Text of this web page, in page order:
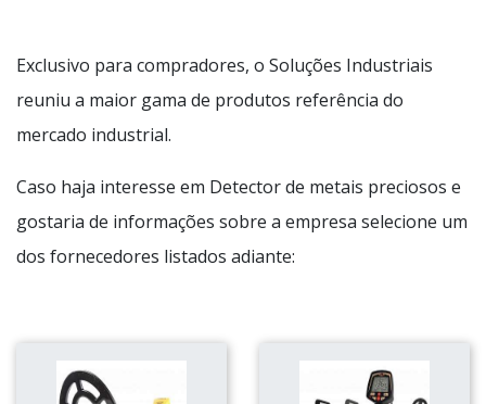
Exclusivo para compradores, o Soluções Industriais
reuniu a maior gama de produtos referência do
mercado industrial.
Caso haja interesse em Detector de metais preciosos e
gostaria de informações sobre a empresa selecione um
dos fornecedores listados adiante: